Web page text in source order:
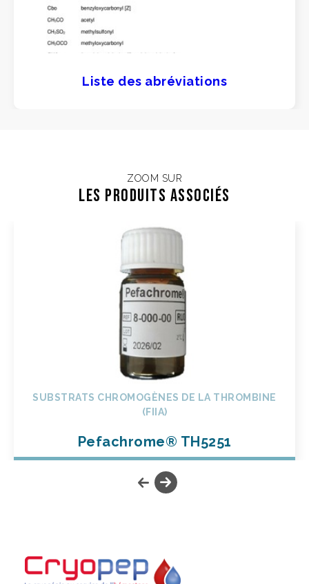
Liste des abréviations
ZOOM SUR
Les Produits associés
SUBSTRATS CHROMOGÈNES DE LA THROMBINE
(FIIA)
Pefachrome® TH5251